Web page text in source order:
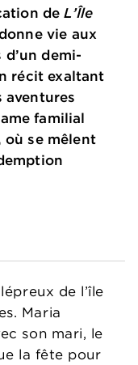
deL’Île
vie aux
demi-
récit exaltant
aventures
familial
se mêlent
de l’île
Maria
son mari, le
la fête pour